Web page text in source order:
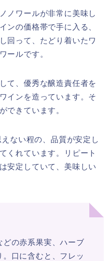
ノワールが非常に美味し
ンの価格帯で手に入る、
回って、たどり着いたワ
ールです。
て、優秀な醸造責任者を
インを造っています。そ
できています。
ない程の、品質が安定し
くれています。リピート
安定していて、美味しい
どの赤系果実、ハーブ
口に含むと、フレッ